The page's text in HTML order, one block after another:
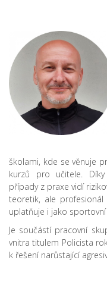
školami, kde se věnuje
kurzů pro učitele.
případy z praxe vidí
teoretik, ale
uplatňuje i jako
Je součástí pracovní
vnitra titulem Policista
k řešení narůstající